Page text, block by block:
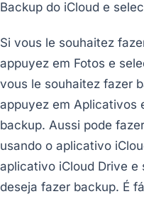
Backup do iCloud e
Si vous le souhaitez
appuyez em Fotos e
vous le souhaitez fazer
appuyez em Aplicativos
backup. Aussi pode
usando o aplicativo
aplicativo iCloud Drive e
deseja fazer backup. É